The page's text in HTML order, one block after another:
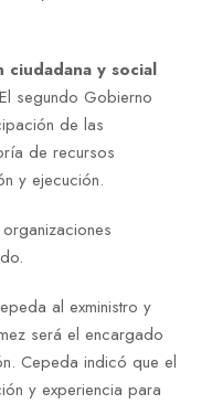
y social
El segundo Gobierno
de las
de recursos
y ejecución.
al exministro y
será el encargado
Cepeda indicó que el
y experiencia para